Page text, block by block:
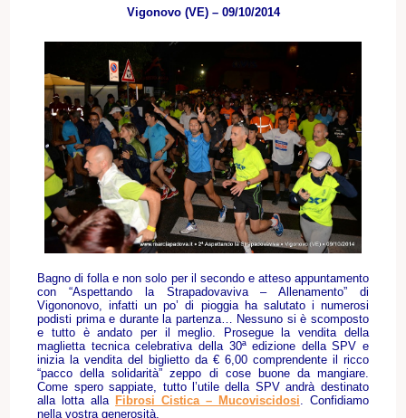
Vigonovo (VE) – 09/10/2014
Bagno di folla e non solo per il secondo e atteso appuntamento
con “Aspettando la Strapadovaviva – Allenamento” di
Vigononovo, infatti un po’ di pioggia ha salutato i numerosi
podisti prima e durante la partenza… Nessuno si è scomposto
e tutto è andato per il meglio. Prosegue la vendita della
maglietta tecnica celebrativa della 30ª edizione della SPV e
inizia la vendita del biglietto da € 6,00 comprendente il ricco
“pacco della solidarità” zeppo di cose buone da mangiare.
Come spero sappiate, tutto l’utile della SPV andrà destinato
alla lotta alla Fibrosi Cistica – Mucoviscidosi . Confidiamo
nella vostra generosità.